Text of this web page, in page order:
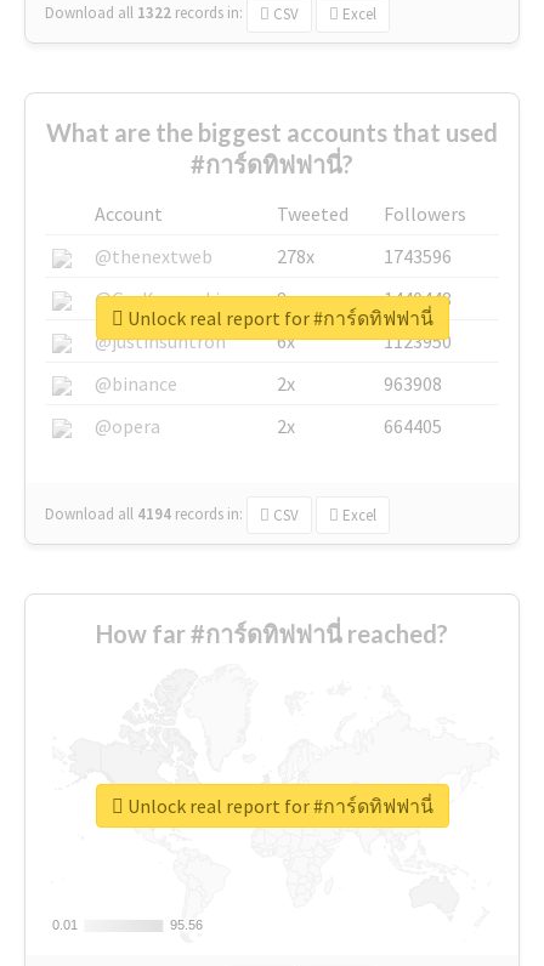
Download all 1322 records in: CSV Excel
What are the biggest accounts that used
#การ์ดทิฟฟานี่?
Account Tweeted
Followers
@thenextweb
278x
1743596
@GuyKawasaki
8x
1440448
@justinsuntron
6x
1123950
@binance
2x
963908
@opera
2x 664405
Download all 4194 records in: CSV Excel
Unlock real report for #การ์ดทิฟฟานี่
How far #การ์ดทิฟฟานี่ reached?
0.01
0.01 95.56
95.56
Unlock real report for #การ์ดทิฟฟานี่